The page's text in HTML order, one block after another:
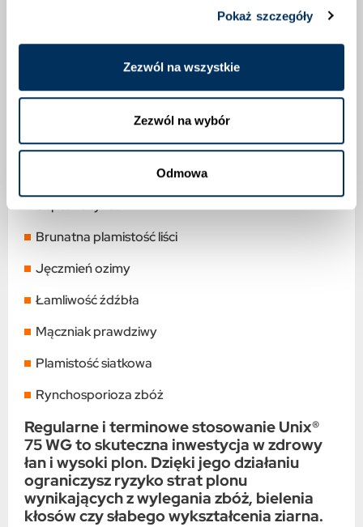
Pokaż szczegóły
Zezwól na wszystkie
Zezwól na wybór
Odmowa
chłodne, wilgotne wiosny w Polsce.
Spektrum działania – zwalczane choroby
Fuzaryjna zgorzel podstawy źdźbła
Mączniak prawdziwy
Brunatna plamistość liści
Jęczmień ozimy
Łamliwość źdźbła
Mączniak prawdziwy
Plamistość siatkowa
Rynchosporioza zbóż
Regularne i terminowe stosowanie Unix®
75 WG to skuteczna inwestycja w zdrowy
łan i wysoki plon. Dzięki jego działaniu
ograniczysz ryzyko strat plonu
wynikających z wylegania zbóż, bielenia
kłosów czy słabego wykształcenia ziarna.